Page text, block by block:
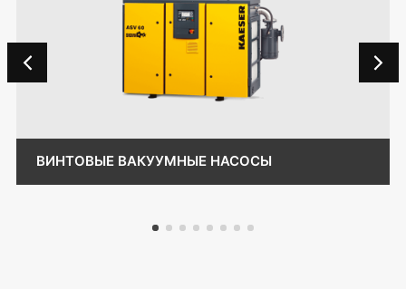
ВИНТОВЫЕ ВАКУУМНЫЕ НАСОСЫ
4 5 6 7 8